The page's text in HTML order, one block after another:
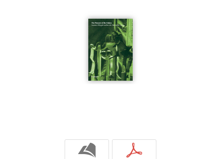
b p